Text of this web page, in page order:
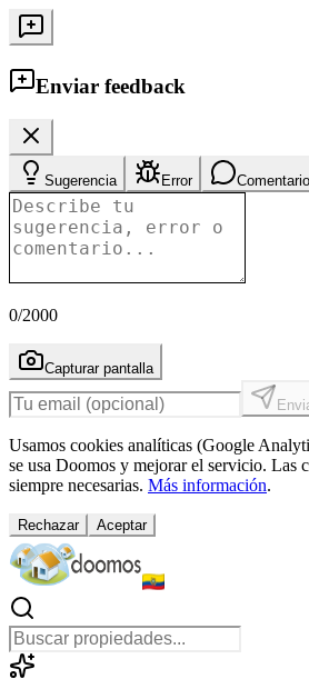
Enviar feedback
Sugerencia Error Comentario
0/2000
Capturar pantalla
Usamos cookies analíticas (Google
se usa Doomos y mejorar el servicio. Las
siempre necesarias. Más información.
Rechazar Aceptar